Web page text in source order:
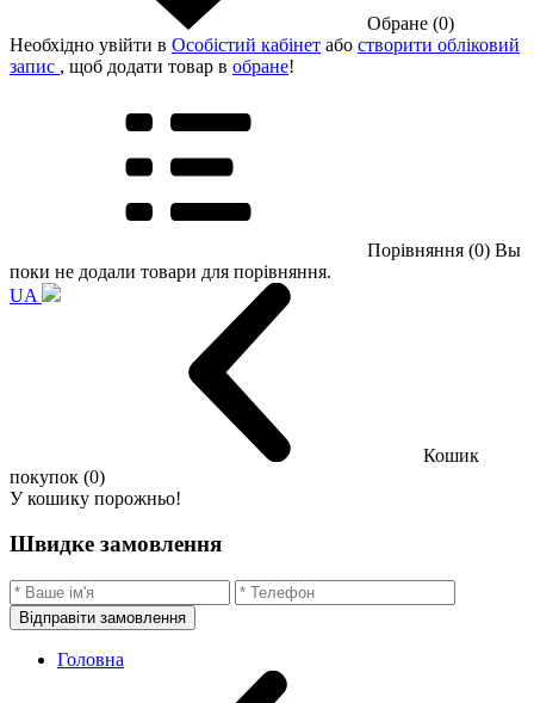
Обране (0)
Необхідно увійти в Особістий кабінет або створити обліковий
запис , щоб додати товар в обране!
Порівняння (0) Вы
поки не додали товари для порівняння.
UA
Кошик
покупок (0)
У кошику порожньо!
Швидке замовлення
Відправіти замовлення
Головна